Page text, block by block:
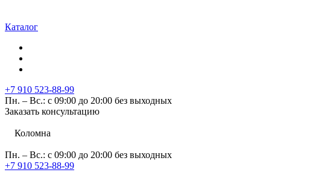
Каталог
+7 910 523-88-99
Пн. – Вс.: с 09:00 до 20:00 без выходных
Заказать консультацию
Коломна
Пн. – Вс.: с 09:00 до 20:00 без выходных
+7 910 523-88-99